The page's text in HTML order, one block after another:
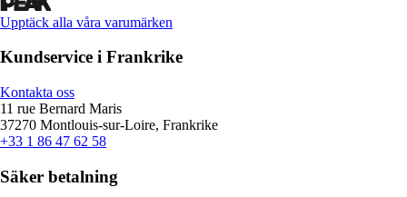
Upptäck alla våra varumärken
Kundservice i Frankrike
Kontakta oss
11 rue Bernard Maris
37270 Montlouis-sur-Loire, Frankrike
+33 1 86 47 62 58
Säker betalning